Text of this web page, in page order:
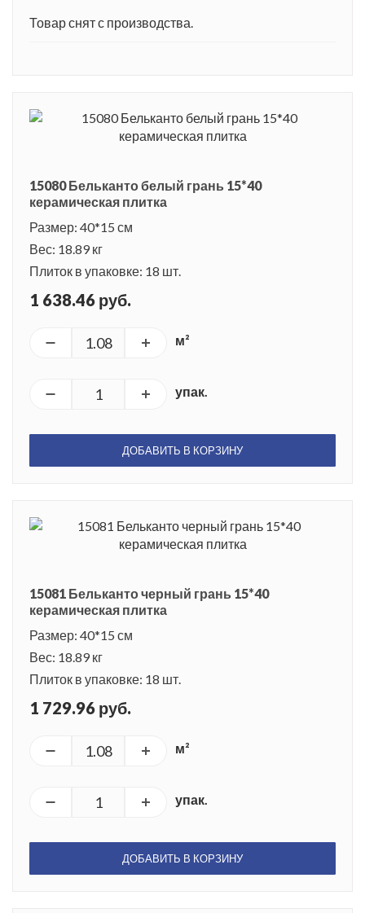
Товар снят с производства.
15080 Бельканто белый грань 15*40
керамическая плитка
Размер: 40*15 см
Вес: 18.89 кг
Плиток в упаковке: 18 шт.
1 638.46 руб.
м²
упак.
ДОБАВИТЬ В КОРЗИНУ
15081 Бельканто черный грань 15*40
керамическая плитка
Размер: 40*15 см
Вес: 18.89 кг
Плиток в упаковке: 18 шт.
1 729.96 руб.
м²
упак.
ДОБАВИТЬ В КОРЗИНУ